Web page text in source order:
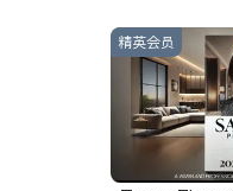
精英会员